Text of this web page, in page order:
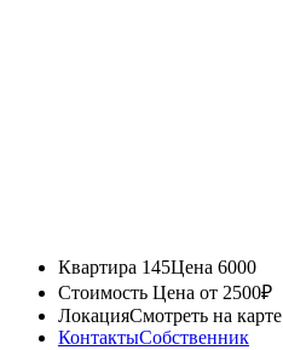
Квартира 145Цена 6000
Стоимость Цена от 2500₽
ЛокацияСмотреть на карте
КонтактыСобственник